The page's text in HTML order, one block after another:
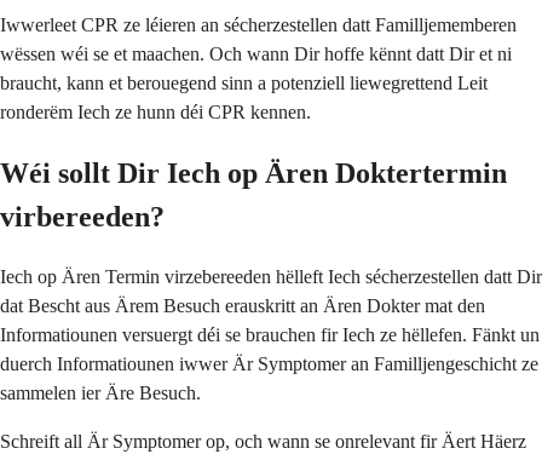
Iwwerleet CPR ze léieren an sécherzestellen datt Familljememberen
wëssen wéi se et maachen. Och wann Dir hoffe kënnt datt Dir et ni
braucht, kann et berouegend sinn a potenziell liewegrettend Leit
ronderëm Iech ze hunn déi CPR kennen.
Wéi sollt Dir Iech op Ären Doktertermin
virbereeden?
Iech op Ären Termin virzebereeden hëlleft Iech sécherzestellen datt Dir
dat Bescht aus Ärem Besuch erauskritt an Ären Dokter mat den
Informatiounen versuergt déi se brauchen fir Iech ze hëllefen. Fänkt un
duerch Informatiounen iwwer Är Symptomer an Familljengeschicht ze
sammelen ier Äre Besuch.
Schreift all Är Symptomer op, och wann se onrelevant fir Äert Häerz